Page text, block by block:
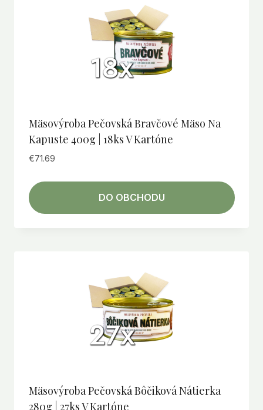
Mäsovýroba Pečovská Bravčové Mäso Na
Kapuste 400g | 18ks V Kartóne
€71.69
DO OBCHODU
Mäsovýroba Pečovská Bôčiková Nátierka
280g | 27ks V Kartóne